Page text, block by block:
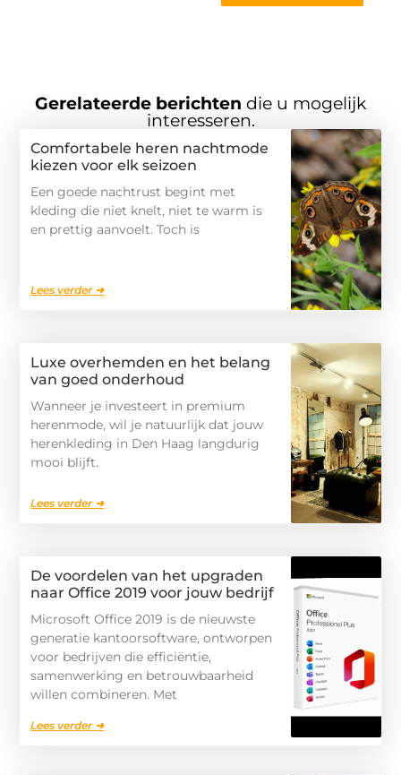
Gerelateerde berichten die u mogelijk
interesseren.
Comfortabele heren nachtmode
kiezen voor elk seizoen
Een goede nachtrust begint met
kleding die niet knelt, niet te warm is
en prettig aanvoelt. Toch is
Lees verder ➜
Luxe overhemden en het belang
van goed onderhoud
Wanneer je investeert in premium
herenmode, wil je natuurlijk dat jouw
herenkleding in Den Haag langdurig
mooi blijft.
Lees verder ➜
De voordelen van het upgraden
naar Office 2019 voor jouw bedrijf
Microsoft Office 2019 is de nieuwste
generatie kantoorsoftware, ontworpen
voor bedrijven die efficiëntie,
samenwerking en betrouwbaarheid
willen combineren. Met
Lees verder ➜